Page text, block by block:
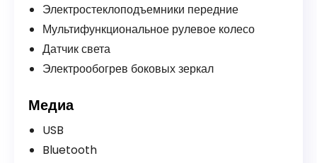
Электростеклоподъемники передние
Мультифункциональное рулевое колесо
Датчик света
Электрообогрев боковых зеркал
Медиа
USB
Bluetooth